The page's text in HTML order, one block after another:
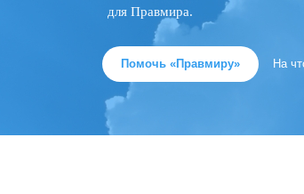
для Правмира.
Помочь «Правмиру» На